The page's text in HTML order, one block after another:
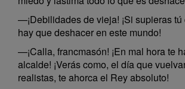
—¡Debilidades de vieja! ¡Si supieras
hay que deshacer en este mundo!
—¡Calla, francmasón! ¡En mal hora te
alcalde! ¡Verás como, el día que
realistas, te ahorca el Rey absoluto!